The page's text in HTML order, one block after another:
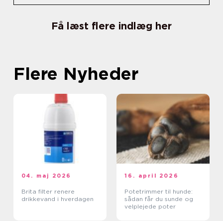
Få læst flere indlæg her
Flere Nyheder
04. maj 2026
Brita filter renere
drikkevand i hverdagen
16. april 2026
Potetrimmer til hunde:
sådan får du sunde og
velplejede poter